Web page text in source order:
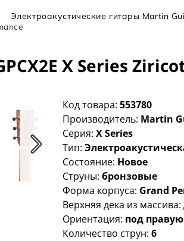
Электроакустические гитары Martin
X Series
Код товара:553780
Производитель: Martin
Серия:X Series
Тип:
Состояние: Новое
Струны:бронзовые
Форма корпуса: Grand
Верхняя дека из массива:
Ориентация: под
Количество струн:6